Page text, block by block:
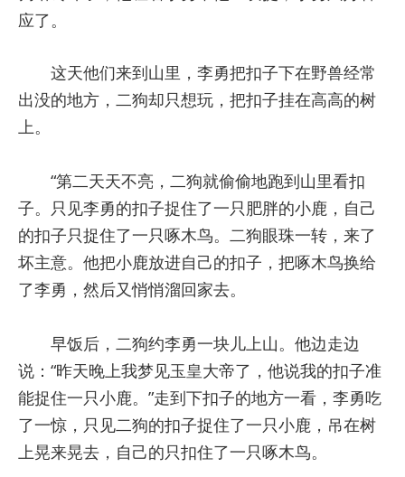
应了。
这天他们来到山里，李勇把扣子下在野兽经常
出没的地方，二狗却只想玩，把扣子挂在高高的树
上。
“第二天天不亮，二狗就偷偷地跑到山里看扣
子。只见李勇的扣子捉住了一只肥胖的小鹿，自己
的扣子只捉住了一只啄木鸟。二狗眼珠一转，来了
坏主意。他把小鹿放进自己的扣子，把啄木鸟换给
了李勇，然后又悄悄溜回家去。
早饭后，二狗约李勇一块儿上山。他边走边
说：“昨天晚上我梦见玉皇大帝了，他说我的扣子准
能捉住一只小鹿。”走到下扣子的地方一看，李勇吃
了一惊，只见二狗的扣子捉住了一只小鹿，吊在树
上晃来晃去，自己的只扣住了一只啄木鸟。